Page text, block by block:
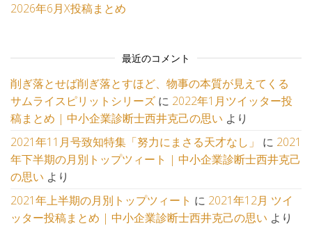
2026年6月X投稿まとめ
最近のコメント
削ぎ落とせば削ぎ落とすほど、物事の本質が見えてくる
サムライスピリットシリーズ に 2022年1月ツイッター投
稿まとめ | 中小企業診断士西井克己の思い より
2021年11月号致知特集「努力にまさる天才なし」
に 2021
年下半期の月別トップツィート | 中小企業診断士西井克己
の思い より
2021年上半期の月別トップツィート に 2021年12月 ツイ
ッター投稿まとめ | 中小企業診断士西井克己の思い より